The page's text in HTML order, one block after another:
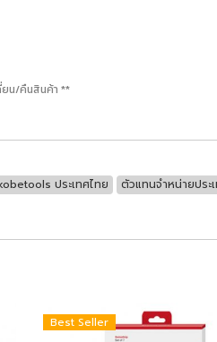
ยน/คืนสินค้า **
ประเทศไทย ตัวแทนจำหน่ายประ
Best Seller